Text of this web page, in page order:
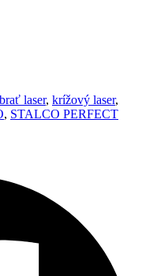
laser, krížový laser,
, STALCO PERFECT